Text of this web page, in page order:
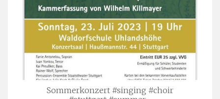
Sommerkonzert #singing #choir